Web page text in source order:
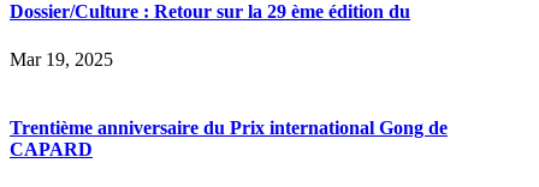
Dossier/Culture : Retour sur la 29 ème édition du
Mar 19, 2025
Trentième anniversaire du Prix international Gong de
CAPARD